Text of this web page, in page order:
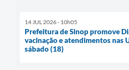
14 JUL 2026 - 10h05
Prefeitura de Sinop promove
vacinação e atendimentos nas
sábado (18)